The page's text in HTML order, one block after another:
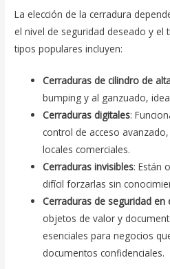
La elección de la cerradura
el nivel de seguridad deseado y el
tipos populares incluyen:
Cerraduras de cilindro de
bumping y al ganzuado,
Cerraduras digitales:
control de acceso
locales comerciales.
Cerraduras invisibles: Están
difícil forzarlas sin
Cerraduras de seguridad en
objetos de valor y
esenciales para negocios
documentos confidenciales.